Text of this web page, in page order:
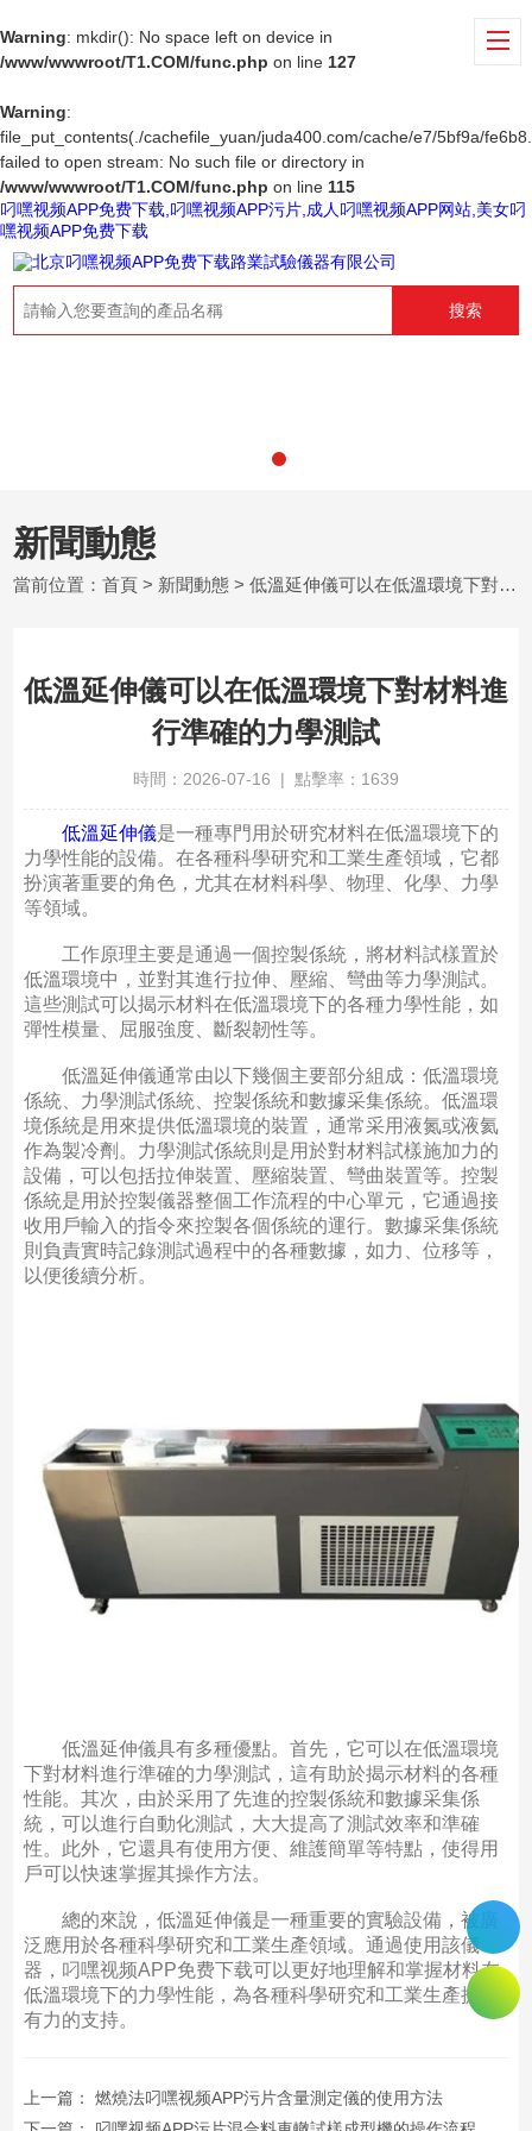
Warning: mkdir(): No space left on device in
/www/wwwroot/T1.COM/func.php on line 127
Warning:
file_put_contents(./cachefile_yuan/juda400.com/cache/e7/5bf9a/
failed to open stream: No such file or directory in
/www/wwwroot/T1.COM/func.php on line 115
叼嘿视频APP免费下载,叼嘿视频APP污片,成人叼嘿视频APP网站,美女叼
嘿视频APP免费下载
搜索
新聞動態
當前位置：首頁 > 新聞動態 > 低溫延伸儀可以在低溫環境下對材料進行準確的力學測試
低溫延伸儀可以在低溫環境下對材料進
行準確的力學測試
時間：2026-07-16 | 點擊率：1639
低溫延伸儀是一種專門用於研究材料在低溫環境下的
力學性能的設備。在各種科學研究和工業生產領域，它都
扮演著重要的角色，尤其在材料科學、物理、化學、力學
等領域。
工作原理主要是通過一個控製係統，將材料試樣置於
低溫環境中，並對其進行拉伸、壓縮、彎曲等力學測試。
這些測試可以揭示材料在低溫環境下的各種力學性能，如
彈性模量、屈服強度、斷裂韌性等。
低溫延伸儀通常由以下幾個主要部分組成：低溫環境
係統、力學測試係統、控製係統和數據采集係統。低溫環
境係統是用來提供低溫環境的裝置，通常采用液氮或液氦
作為製冷劑。力學測試係統則是用於對材料試樣施加力的
設備，可以包括拉伸裝置、壓縮裝置、彎曲裝置等。控製
係統是用於控製儀器整個工作流程的中心單元，它通過接
收用戶輸入的指令來控製各個係統的運行。數據采集係統
則負責實時記錄測試過程中的各種數據，如力、位移等，
以便後續分析。
低溫延伸儀具有多種優點。首先，它可以在低溫環境
下對材料進行準確的力學測試，這有助於揭示材料的各種
性能。其次，由於采用了先進的控製係統和數據采集係
統，可以進行自動化測試，大大提高了測試效率和準確
性。此外，它還具有使用方便、維護簡單等特點，使得用
戶可以快速掌握其操作方法。
總的來說，低溫延伸儀是一種重要的實驗設備，被廣
泛應用於各種科學研究和工業生產領域。通過使用該儀
器，叼嘿视频APP免费下载可以更好地理解和掌握材料在
低溫環境下的力學性能，為各種科學研究和工業生產提供
有力的支持。
上一篇： 燃燒法叼嘿视频APP污片含量測定儀的使用方法